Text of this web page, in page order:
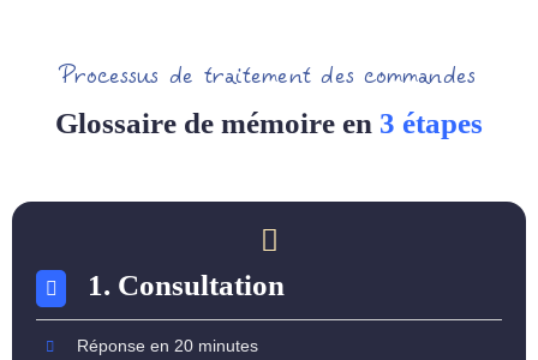
Processus de traitement des commandes
Glossaire de mémoire en 3 étapes
1. Consultation
Réponse en 20 minutes